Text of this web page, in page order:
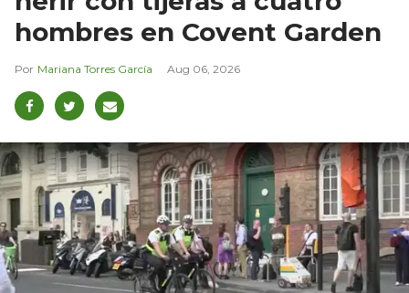
hombres en Covent Garden
Mariana Torres García Aug 06, 2026